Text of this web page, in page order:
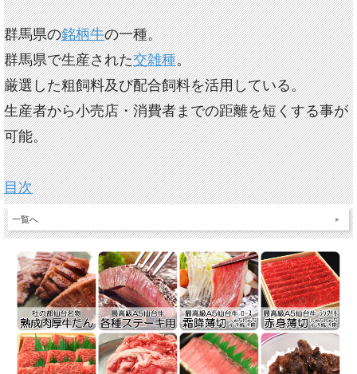
群馬県の銘柄牛の一種。
群馬県で生産された交雑種。
厳選した粗飼料及び配合飼料を活用している。
生産者から小売店・消費者までの距離を短くする事が
可能。
目次
一覧へ